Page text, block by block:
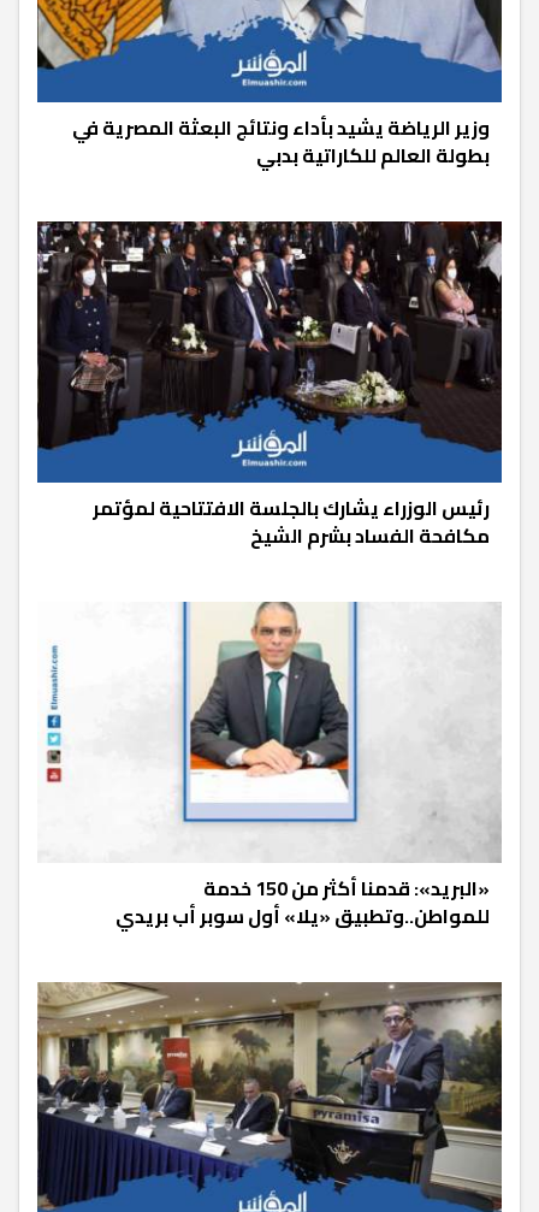
وزير الرياضة يشيد بأداء ونتائج البعثة المصرية في
بطولة العالم للكاراتية بدبي
رئيس الوزراء يشارك بالجلسة الافتتاحية لمؤتمر
مكافحة الفساد بشرم الشيخ
«البريد»: قدمنا أكثر من 150 خدمة
للمواطن..وتطبيق «يلا» أول سوبر أب بريدي